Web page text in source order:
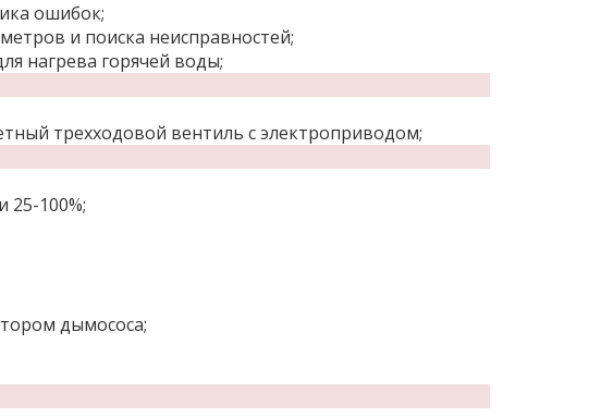
ошибок;
и поиска неисправностей;
нагрева горячей воды;
трехходовой вентиль с электроприводом;
25-100%;
дымососа;